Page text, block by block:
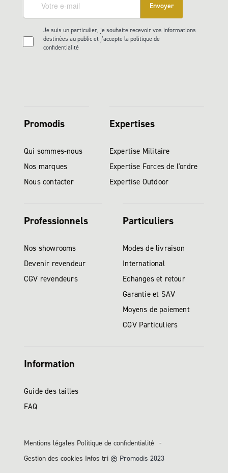
Envoyer
Je suis un particulier, je souhaite recevoir vos informations
destinées au public et j’accepte la politique de
confidentialité
Promodis
Qui sommes-nous
Nos marques
Nous contacter
Expertises
Expertise Militaire
Expertise Forces de l'ordre
Expertise Outdoor
Professionnels
Nos showrooms
Devenir revendeur
CGV revendeurs
Particuliers
Modes de livraison
International
Echanges et retour
Garantie et SAV
Moyens de paiement
CGV Particuliers
Information
Guide des tailles
FAQ
Mentions légales Politique de confidentialité
Gestion des cookies Infos tri © Promodis 2023